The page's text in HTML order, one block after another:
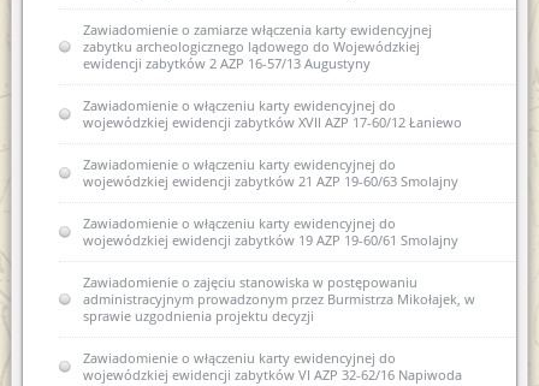
Zawiadomienie o zamiarze włączenia karty ewidencyjnej
zabytku archeologicznego lądowego do Wojewódzkiej
ewidencji zabytków 2 AZP 16-57/13 Augustyny
Zawiadomienie o włączeniu karty ewidencyjnej do
wojewódzkiej ewidencji zabytków XVII AZP 17-60/12 Łaniewo
Zawiadomienie o włączeniu karty ewidencyjnej do
wojewódzkiej ewidencji zabytków 21 AZP 19-60/63 Smolajny
Zawiadomienie o włączeniu karty ewidencyjnej do
wojewódzkiej ewidencji zabytków 19 AZP 19-60/61 Smolajny
Zawiadomienie o zajęciu stanowiska w postępowaniu
administracyjnym prowadzonym przez Burmistrza Mikołajek, w
sprawie uzgodnienia projektu decyzji
Zawiadomienie o włączeniu karty ewidencyjnej do
wojewódzkiej ewidencji zabytków VI AZP 32-62/16 Napiwoda